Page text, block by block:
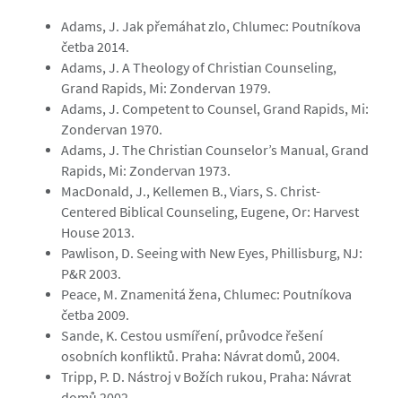
Adams, J. Jak přemáhat zlo, Chlumec: Poutníkova
četba 2014.
Adams, J. A Theology of Christian Counseling,
Grand Rapids, Mi: Zondervan 1979.
Adams, J. Competent to Counsel, Grand Rapids, Mi:
Zondervan 1970.
Adams, J. The Christian Counselor’s Manual, Grand
Rapids, Mi: Zondervan 1973.
MacDonald, J., Kellemen B., Viars, S. Christ-
Centered Biblical Counseling, Eugene, Or: Harvest
House 2013.
Pawlison, D. Seeing with New Eyes, Phillisburg, NJ:
P&R 2003.
Peace, M. Znamenitá žena, Chlumec: Poutníkova
četba 2009.
Sande, K. Cestou usmíření, průvodce řešení
osobních konfliktů. Praha: Návrat domů, 2004.
Tripp, P. D. Nástroj v Božích rukou, Praha: Návrat